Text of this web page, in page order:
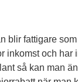
blir fattigare
inkomst och har
så kan man